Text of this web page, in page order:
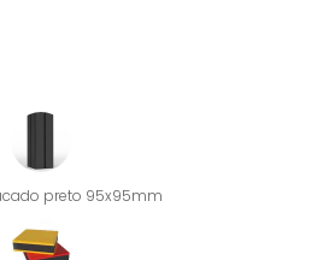
preto 95x95mm